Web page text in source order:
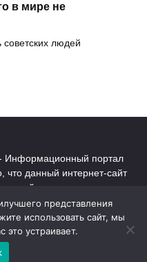
в мире не
советских людей
Информационный портал
данный интернет-сайт
характер.
их владельцам. Все права
представления
использовать сайт, мы
это устраивает.